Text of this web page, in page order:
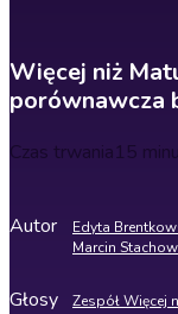
Więcej niż
porównawcza
Czas trwania15
Autor Edyta
Marcin
Głosy Zespół Więcej